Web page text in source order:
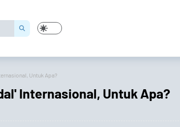
Untuk Apa?
Internasional, Untuk Apa?